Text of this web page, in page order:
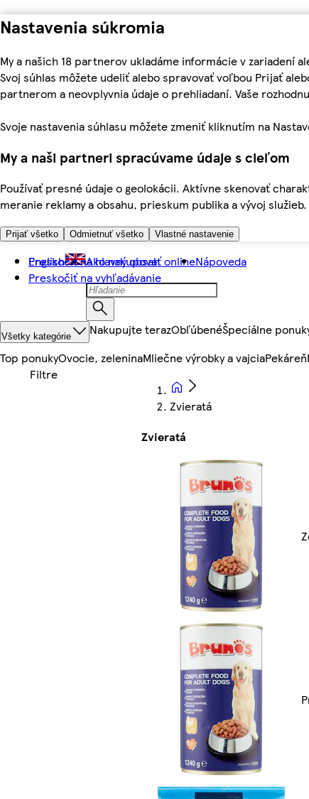
Nastavenia súkromia
My a našich 18 partnerov ukladáme informácie v zariadení
Svoj súhlas môžete udeliť alebo spravovať voľbou Prijať
partnerom a neovplyvnia údaje o prehliadaní. Vaše
Svoje nastavenia súhlasu môžete zmeniť kliknutím na
My a naši partneri spracúvame údaje s cieľom
Používať presné údaje o geolokácii. Aktívne skenovať
meranie reklamy a obsahu, prieskum publika a vývoj služieb.
Prijať všetko Odmietnuť všetko Vlastné nastavenie
Preskočiť na hlavný obsah
Preskočiť na vyhľadávanie
English Ako nakupovať onlineNápoveda
Všetky kategórie Nakupujte terazObľúbenéŠpeciálne
Top ponukyOvocie, zeleninaMliečne výrobky a vajciaPekáreň
Zvieratá
Zvieratá